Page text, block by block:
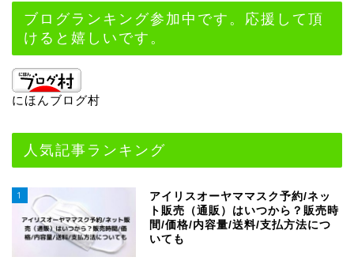
ブログランキング参加中です。応援して頂
けると嬉しいです。
にほんブログ村
人気記事ランキング
1
アイリスオーヤママスク予約/ネッ
ト販売（通販）はいつから？販売時
間/価格/内容量/送料/支払方法につ
いても